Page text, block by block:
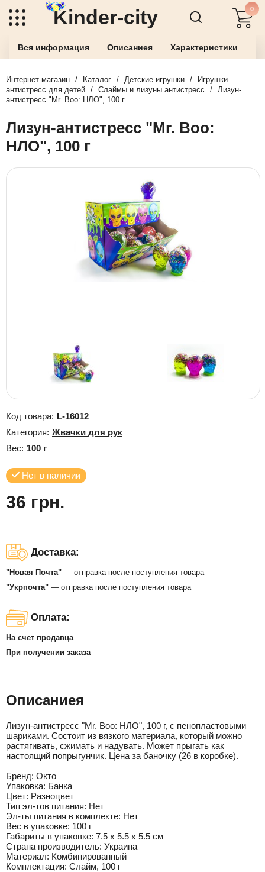
Kinder-city 0
Вся информация Описаниея Характеристики
Интернет-магазин / Каталог / Детские игрушки /
Игрушки
антистресс для детей / Слаймы и лизуны антистресс / Лизун-
антистресс "Mr. Boo: НЛО", 100 г
Лизун-антистресс "Mr. Boo:
НЛО", 100 г
Код товара: L-16012
Категория: Жвачки для рук
Вес: 100 г
Нет в наличии
36 грн.
Доставка:
"Новая Почта" — отправка после поступления товара
"Укрпочта" — отправка после поступления товара
Оплата:
На счет продавца
При получении заказа
Описаниея
Лизун-антистресс "Mr. Boo: НЛО", 100 г, с пенопластовыми
шариками. Состоит из вязкого материала, который можно
растягивать, сжимать и надувать. Может прыгать как
настоящий попрыгунчик. Цена за баночку (26 в коробке).
Бренд: Окто
Упаковка: Банка
Цвет: Разноцвет
Тип эл-тов питания: Нет
Эл-ты питания в комплекте: Нет
Вес в упаковке: 100 г
Габариты в упаковке: 7.5 x 5.5 x 5.5 см
Cтрана производитель: Украина
Материал: Комбинированный
Комплектация: Слайм, 100 г